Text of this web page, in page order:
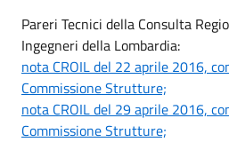
Pareri Tecnici della Consulta
Ingegneri della Lombardia:
nota CROIL del 22 aprile 2016,
Commissione Strutture;
nota CROIL del 29 aprile 2016,
Commissione Strutture;